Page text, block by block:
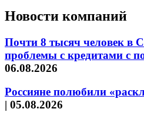
Новости компаний
Почти 8 тысяч человек в
проблемы с кредитами с
06.08.2026
Россияне полюбили
| 05.08.2026